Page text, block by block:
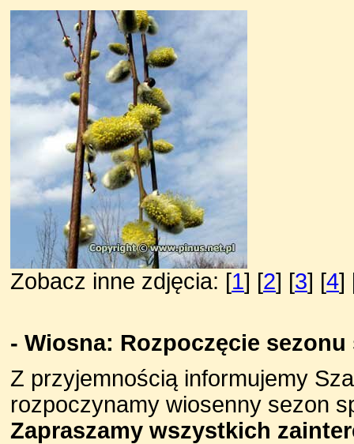
Zobacz inne zdjęcia: [1] [2] [3] [4]
- Wiosna: Rozpoczęcie sezonu
Z przyjemnością informujemy
rozpoczynamy wiosenny sezon
Zapraszamy wszystkich